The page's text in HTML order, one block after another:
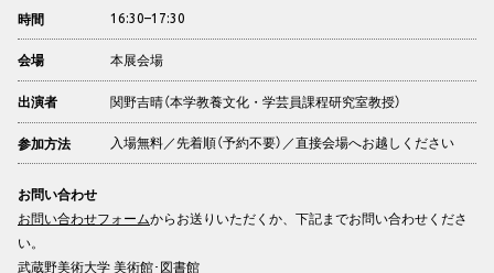
時間 16:30–17:30
会場 本展会場
出演者 関野吉晴（本学教養文化・学芸員課程研究室教授）
参加方法 入場無料／先着順（予約不要）／直接会場へお越しください
お問い合わせ
お問い合わせフォームからお送りいただくか、下記までお問い合わせくださ
い。
武蔵野美術大学 美術館･図書館